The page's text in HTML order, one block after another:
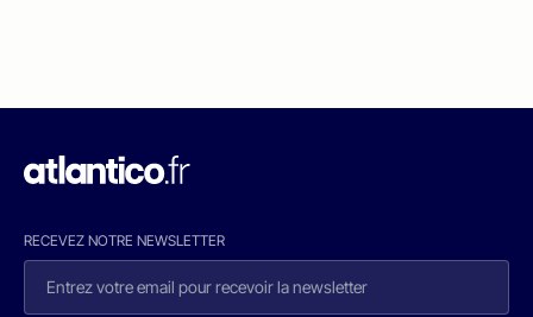
RECEVEZ NOTRE NEWSLETTER